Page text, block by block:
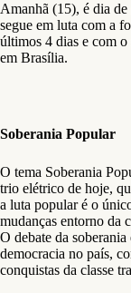
Amanhã (15), é dia
segue em luta com a
últimos 4 dias e com o
em Brasília.
Soberania Popular
O tema Soberania
trio elétrico de hoje,
a luta popular é o
mudanças entorno da
O debate da
democracia no país,
conquistas da classe